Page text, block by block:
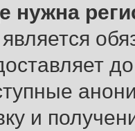
нужна
является
и